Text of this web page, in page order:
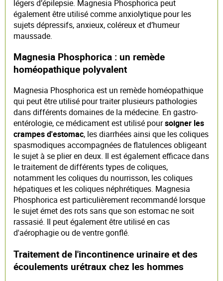
légers d’épilepsie. Magnesia Phosphorica peut
également être utilisé comme anxiolytique pour les
sujets dépressifs, anxieux, coléreux et d’humeur
maussade.
Magnesia Phosphorica : un remède
homéopathique polyvalent
Magnesia Phosphorica est un remède homéopathique
qui peut être utilisé pour traiter plusieurs pathologies
dans différents domaines de la médecine. En gastro-
entérologie, ce médicament est utilisé poursoigner les
crampes d'estomac, les diarrhées ainsi que les coliques
spasmodiques accompagnées de flatulences obligeant
le sujet à se plier en deux. Il est également efficace dans
le traitement de différents types de coliques,
notamment les coliques du nourrisson, les coliques
hépatiques et les coliques néphrétiques. Magnesia
Phosphorica est particulièrement recommandé lorsque
le sujet émet des rots sans que son estomac ne soit
rassasié. Il peut également être utilisé en cas
d'aérophagie ou de ventre gonflé.
Traitement de l'incontinence urinaire et des
écoulements urétraux chez les hommes